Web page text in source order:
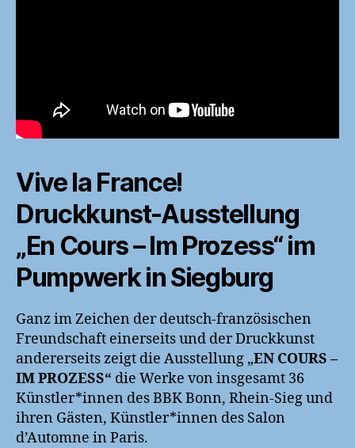
Vive la France!
Druckkunst-Ausstellung
„En Cours – Im Prozess“ im
Pumpwerk in Siegburg
Ganz im Zeichen der deutsch-französischen
Freundschaft einerseits und der Druckkunst
andererseits zeigt die Ausstellung „EN COURS –
IM PROZESS“ die Werke von insgesamt 36
Künstler*innen des BBK Bonn, Rhein-Sieg und
ihren Gästen, Künstler*innen des Salon
d’Automne in Paris.